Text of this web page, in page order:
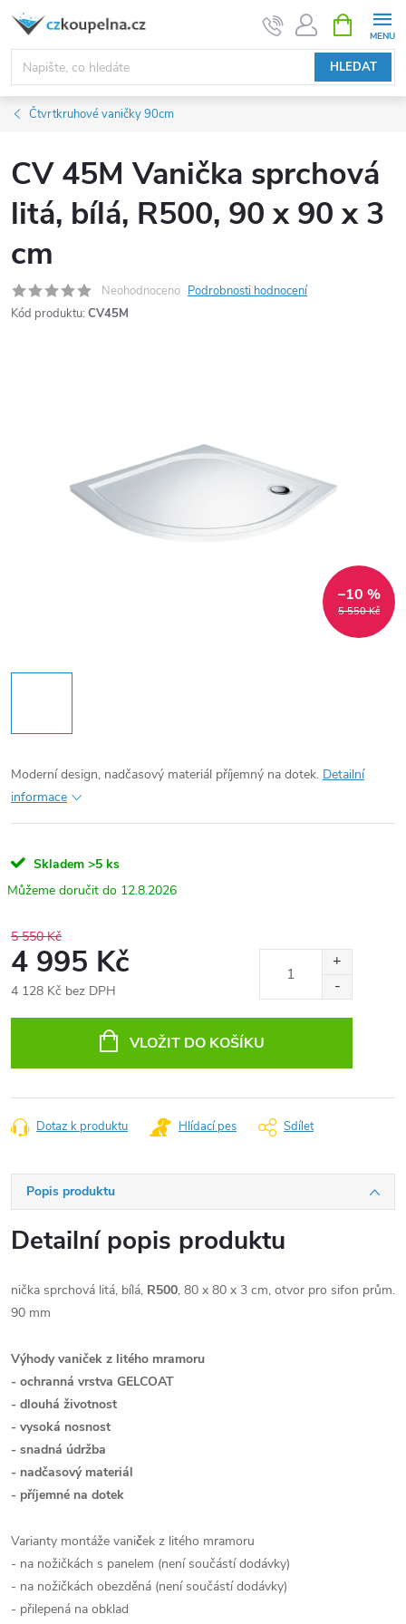
Přejít
obsah
HLEDAT
NÁKUPNÍ
KOŠÍK
Čtvrtkruhové vaničky 90cm
CV 45M Vanička sprchová
litá, bílá, R500, 90 x 90 x 3
cm
Neohodnoceno Podrobnosti hodnocení
Kód produktu: CV45M
5 550 Kč
–10 %
Moderní design, nadčasový materiál příjemný na dotek. Detailní
informace
Skladem >5 ks
12.8.2026
5 550 Kč
4 995 Kč
4 128 Kč bez DPH
VLOŽIT DO KOŠÍKU
Dotaz k produktu Hlídací pes Sdílet
Popis produktu
Detailní popis produktu
nička sprchová litá, bílá, R500, 80 x 80 x 3 cm, otvor pro sifon prům.
90 mm
Výhody vaniček z litého mramoru
- ochranná vrstva GELCOAT
- dlouhá životnost
- vysoká nosnost
- snadná údržba
- nadčasový materiál
- příjemné na dotek
Varianty montáže vaniček z litého mramoru
- na nožičkách s panelem (není součástí dodávky)
- na nožičkách obezděná (není součástí dodávky)
- přilepená na obklad